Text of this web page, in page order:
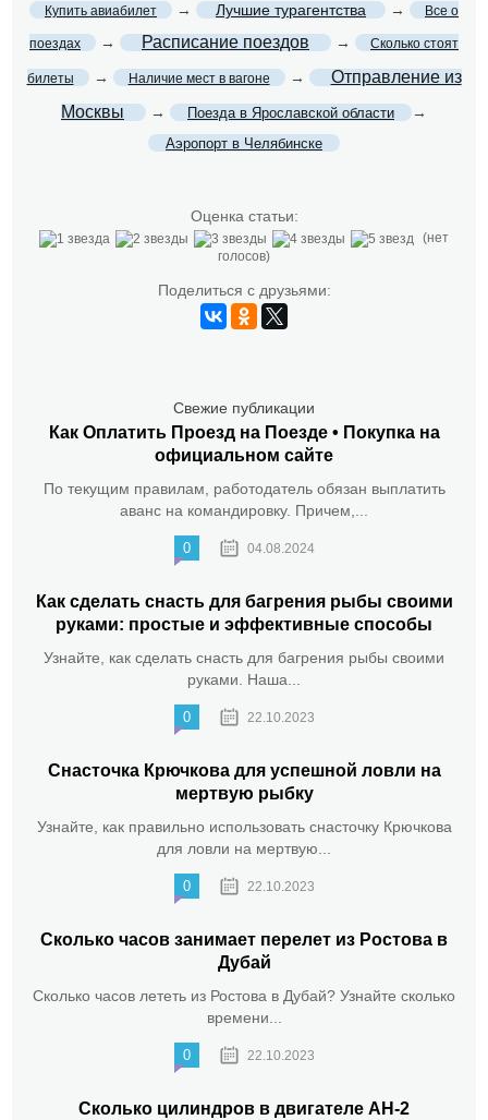
Купить авиабилет → Лучшие турагентства → Все о
поездах → Расписание поездов → Сколько стоят
билеты → Наличие мест в вагоне →
Отправление из
Москвы
→ Поезда в Ярославской области →
Аэропорт в Челябинске
Оценка статьи:
(нет
голосов)
Поделиться с друзьями:
Свежие публикации
Как Оплатить Проезд на Поезде • Покупка на
официальном сайте
По текущим правилам, работодатель обязан выплатить
аванс на командировку. Причем,...
0 04.08.2024
Как сделать снасть для багрения рыбы своими
руками: простые и эффективные способы
Узнайте, как сделать снасть для багрения рыбы своими
руками. Наша...
0 22.10.2023
Снасточка Крючкова для успешной ловли на
мертвую рыбку
Узнайте, как правильно использовать снасточку Крючкова
для ловли на мертвую...
0 22.10.2023
Сколько часов занимает перелет из Ростова в
Дубай
Сколько часов лететь из Ростова в Дубай? Узнайте сколько
времени...
0 22.10.2023
Сколько цилиндров в двигателе АН-2